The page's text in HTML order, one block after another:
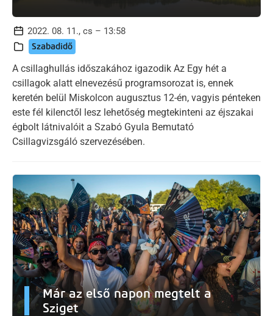
2022. 08. 11., cs – 13:58
Szabadidő
A csillaghullás időszakához igazodik Az Egy hét a
csillagok alatt elnevezésű programsorozat is, ennek
keretén belül Miskolcon augusztus 12-én, vagyis pénteken
este fél kilenctől lesz lehetőség megtekinteni az éjszakai
égbolt látnivalóit a Szabó Gyula Bemutató
Csillagvizsgáló szervezésében.
Már az első napon megtelt a
Sziget